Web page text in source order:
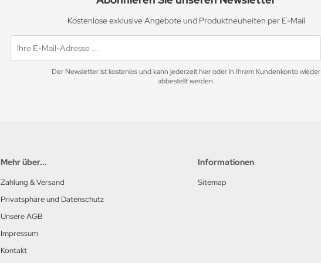
Kostenlose exklusive Angebote und Produktneuheiten per E-Mail
Der Newsletter ist kostenlos und kann jederzeit hier oder in Ihrem Kundenkonto wieder
abbestellt werden.
Mehr über...
Zahlung & Versand
Privatsphäre und Datenschutz
Unsere AGB
Impressum
Kontakt
Informationen
Sitemap